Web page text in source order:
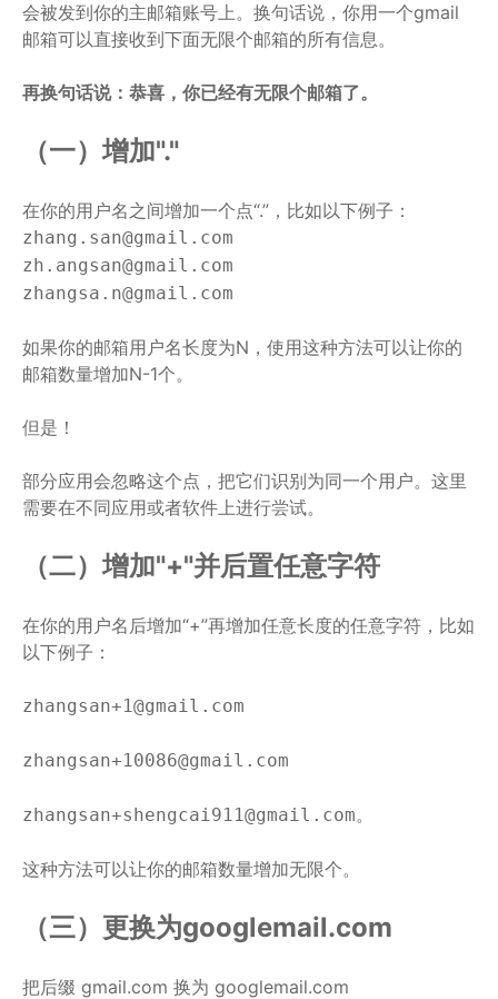
会被发到你的主邮箱账号上。换句话说，你用一个gmail
邮箱可以直接收到下面无限个邮箱的所有信息。
再换句话说：恭喜，你已经有无限个邮箱了。
（一）增加"."
在你的用户名之间增加一个点“.”，比如以下例子：
zhang.san@gmail.com
zh.angsan@gmail.com
zhangsa.n@gmail.com
如果你的邮箱用户名长度为N，使用这种方法可以让你的
邮箱数量增加N-1个。
但是！
部分应用会忽略这个点，把它们识别为同一个用户。这里
需要在不同应用或者软件上进行尝试。
（二）增加"+"并后置任意字符
在你的用户名后增加“+”再增加任意长度的任意字符，比如
以下例子：
zhangsan+1@gmail.com
zhangsan+10086@gmail.com
zhangsan+shengcai911@gmail.com。
这种方法可以让你的邮箱数量增加无限个。
（三）更换为googlemail.com
把后缀 gmail.com 换为 googlemail.com